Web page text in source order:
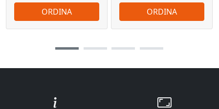
ORDINA ORDINA